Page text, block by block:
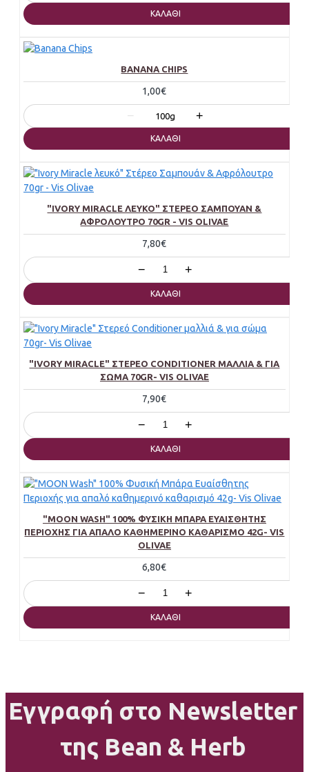
ΚΑΛΆΘΙ
BANANA CHIPS
1,00€
− 100g +
ΚΑΛΆΘΙ
"IVORY MIRACLE ΛΕΥΚΌ" ΣΤΈΡΕΟ ΣΑΜΠΟΥΆΝ &
ΑΦΡΌΛΟΥΤΡΟ 70GR - VIS OLIVAE
7,80€
− +
ΚΑΛΆΘΙ
"IVORY MIRACLE" ΣΤΕΡΕΌ CONDITIONER ΜΑΛΛΙΆ & ΓΙΑ
ΣΏΜΑ 70GR- VIS OLIVAE
7,90€
− +
ΚΑΛΆΘΙ
"MOON WASH" 100% ΦΥΣΙΚΉ ΜΠΆΡΑ ΕΥΑΊΣΘΗΤΗΣ
ΠΕΡΙΟΧΉΣ ΓΙΑ ΑΠΑΛΌ ΚΑΘΗΜΕΡΙΝΌ ΚΑΘΑΡΙΣΜΌ 42G- VIS
OLIVAE
6,80€
− +
ΚΑΛΆΘΙ
Εγγραφή στο Newsletter
της Bean & Herb